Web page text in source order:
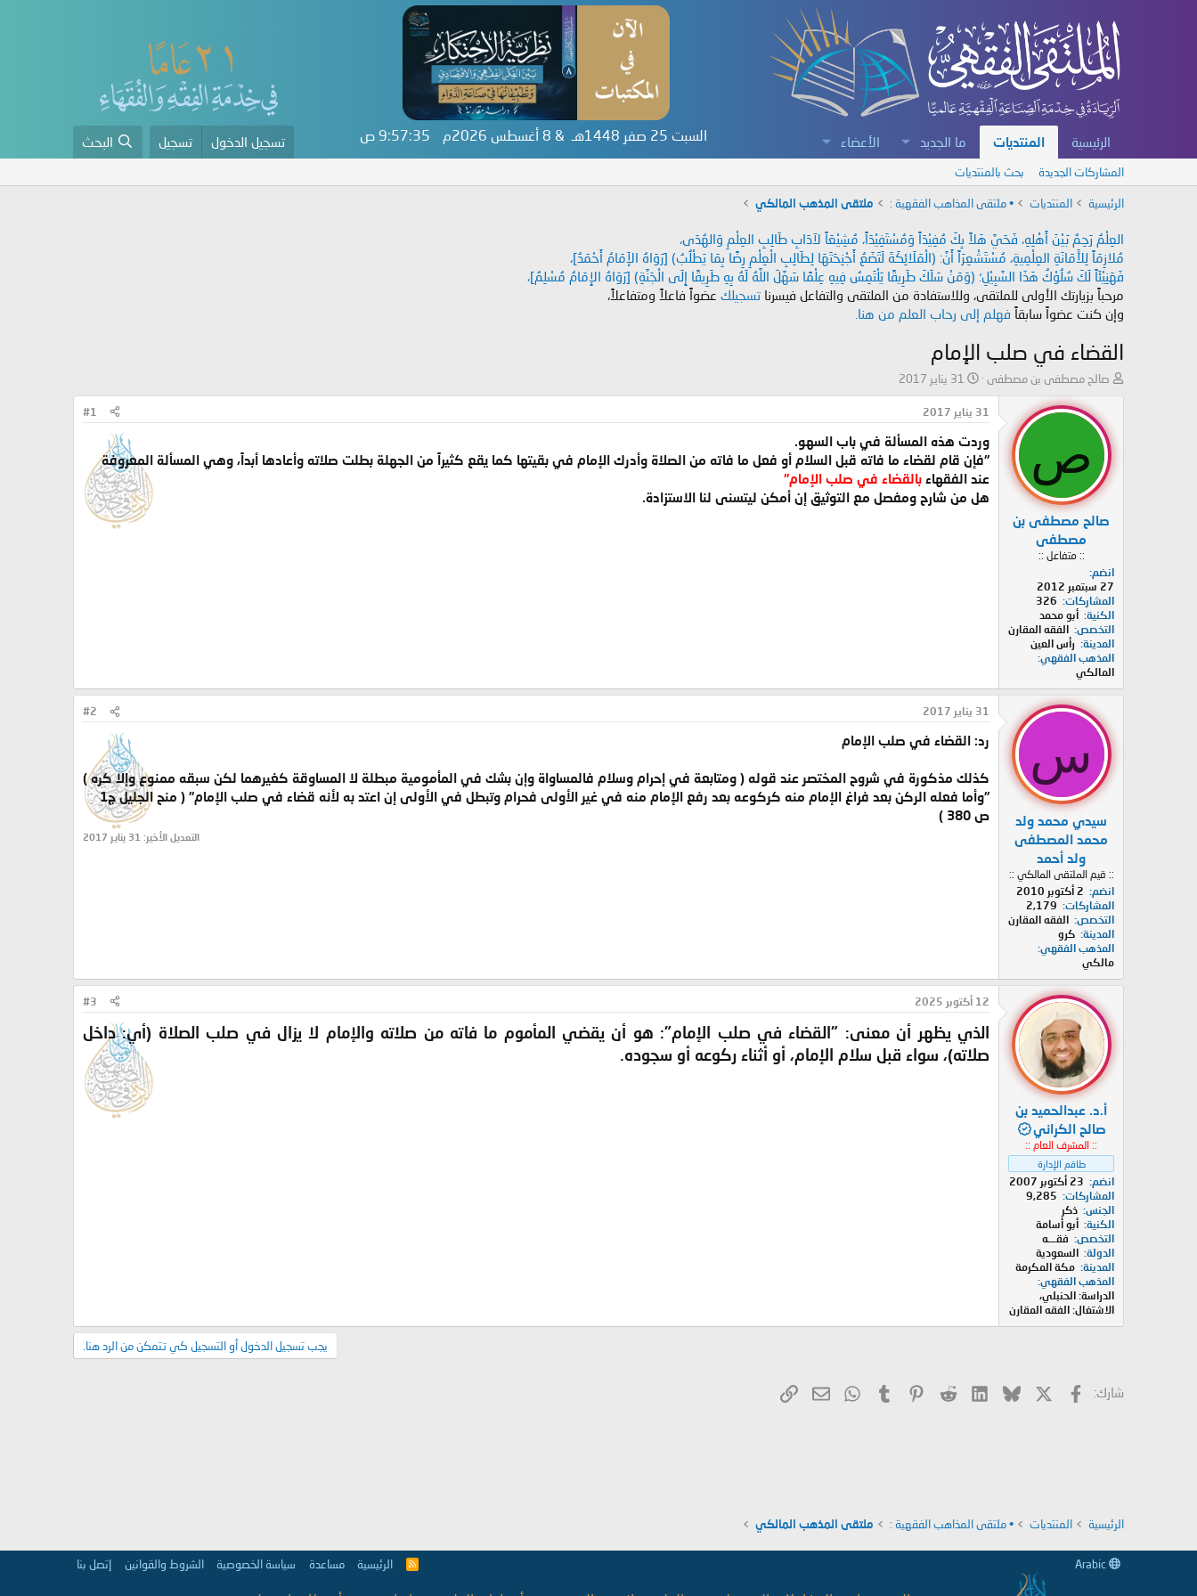
الرئيسية المنتديات ما الجديد الأعضاء السبت 25 صفر 1448هـ & 8 أغسطس 2026م 9:57:35 ص تسجيل الدخول تسجيل البحث
المشاركات الجديدة بحث بالمنتديات
الرئيسية المنتديات • ملتقى المذاهب الفقهية : ملتقى المذهب المالكي
العِلْمُ رَحِمٌ بَيْنَ أَهْلِهِ، فَحَيَّ هَلاً بِكَ مُفِيْدَاً وَمُسْتَفِيْدَاً، مُشِيْعَاً لآدَابِ طَالِبِ العِلْمِ وَالهُدَى،
مُلازِمَاً لِلأَمَانَةِ العِلْمِيةِ، مُسْتَشْعِرَاً أَنَّ: (الْمَلَائِكَةَ لَتَضَعُ أَجْنِحَتَهَا لِطَالِبِ الْعِلْمِ رِضًا بِمَا يَطْلُبُ) [رَوَاهُ الإَمَامُ أَحْمَدُ]،
فَهَنِيْئَاً لَكَ سُلُوْكُ هَذَا السَّبِيْلِ؛ (وَمَنْ سَلَكَ طَرِيقًا يَلْتَمِسُ فِيهِ عِلْمًا سَهَّلَ اللَّهُ لَهُ بِهِ طَرِيقًا إِلَى الْجَنَّةِ) [رَوَاهُ الإِمَامُ مُسْلِمٌ]،
مرحباً بزيارتك الأولى للملتقى، وللاستفادة من الملتقى والتفاعل فيسرنا تسجيلك عضواً فاعلاً ومتفاعلاً،
وإن كنت عضواً سابقاً فهلم إلى رحاب العلم من هنا.
القضاء في صلب الإمام
ب
ئ
ا
ل
م
و
و
صالح مصطفى بن مصطفى
ا
ر
ي
خ
ا
ل
د
31 يناير 2017
ص
صالح مصطفى بن
مصطفى
:: متفاعل ::
انضم
27 سبتمبر 2012
المشاركات
326
الكنية أبو محمد
التخصص الفقه المقارن
المدينة
رأس العين
المذهب الفقهي
المالكي
31 يناير 2017 #1
وردت هذه المسألة في باب السهو.
"فإن قام لقضاء ما فاته قبل السلام أو فعل ما فاته من الصلاة وأدرك الإمام في بقيتها كما يقع كثيراً من الجهلة بطلت صلاته وأعادها أبداً، وهي المسألة المعروفة
عند الفقهاء بالقضاء في صلب الإمام"
هل من شارح ومفصل مع التوثيق إن أمكن ليتسنى لنا الاستزادة.
س
سيدي محمد ولد
محمد المصطفى
ولد أحمد
:: قيم الملتقى المالكي ::
انضم
2 أكتوبر 2010
المشاركات
2,179
التخصص الفقه المقارن
المدينة كرو
المذهب الفقهي
مالكي
31 يناير 2017 #2
رد: القضاء في صلب الإمام
كذلك مذكورة في شروح المختصر عند قوله ( ومتابعة في إحرام وسلام فالمساواة وإن بشك في المأمومية مبطلة لا المساوقة كغيرهما لكن سبقه ممنوع وإلا كره )
"وأما فعله الركن بعد فراغ الإمام منه كركوعه بعد رفع الإمام منه في غير الأولى فحرام وتبطل في الأولى إن اعتد به لأنه قضاء في صلب الإمام" ( منح الجليل ج1
ص 380 )
التعديل الأخير: 31 يناير 2017
أ.د. عبدالحميد بن
صالح الكراني
:: المشرف العام ::
طاقم الإدارة
انضم
23 أكتوبر 2007
المشاركات
9,285
الجنس ذكر
الكنية أبو أسامة
التخصص
فقـــه
الدولة السعودية
المدينة مكة المكرمة
المذهب الفقهي
الدراسة: الحنبلي،
الاشتغال: الفقه المقارن
12 أكتوبر 2025 #3
الذي يظهر أن معنى: "القضاء في صلب الإمام": هو أن يقضي المأموم ما فاته من صلاته والإمام لا يزال في صلب الصلاة (أي: داخل
صلاته)، سواء قبل سلام الإمام، أو أثناء ركوعه أو سجوده.
يجب تسجيل الدخول أو التسجيل كي تتمكن من الرد هنا.
شارك: فيسبوك Bluesky
LinkedIn
Reddit
Pinterest
Tumblr
WhatsAppالبريد الإلكتروني
الرئيسية المنتديات • ملتقى المذاهب الفقهية : ملتقى المذهب المالكي
R
الرئيسية مساعدة سياسة الخصوصية الشروط والقوانين إتصل بنا